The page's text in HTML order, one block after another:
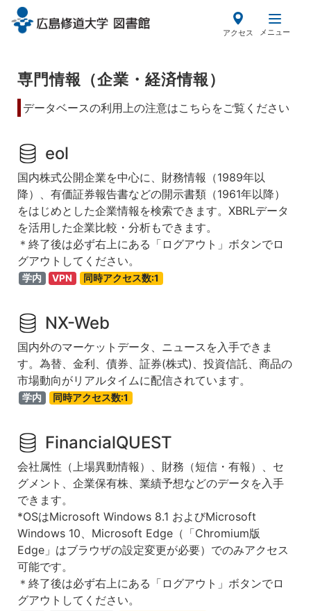
アクセス メニュー
専門情報（企業・経済情報）
データベースの利用上の注意はこちらをご覧ください
eol
国内株式公開企業を中心に、財務情報（1989年以
降）、有価証券報告書などの開示書類（1961年以降）
をはじめとした企業情報を検索できます。XBRLデータ
を活用した企業比較・分析もできます。
＊終了後は必ず右上にある「ログアウト」ボタンでロ
グアウトしてください。
学内 VPN 同時アクセス数:1
NX-Web
国内外のマーケットデータ、ニュースを入手できま
す。為替、金利、債券、証券(株式)、投資信託、商品の
市場動向がリアルタイムに配信されています。
学内 同時アクセス数:1
FinancialQUEST
会社属性（上場異動情報）、財務（短信・有報）、セ
グメント、企業保有株、業績予想などのデータを入手
できます。
*OSはMicrosoft Windows 8.1 およびMicrosoft
Windows 10、Microsoft Edge（「Chromium版
Edge」はブラウザの設定変更が必要）でのみアクセス
可能です。
＊終了後は必ず右上にある「ログアウト」ボタンでロ
グアウトしてください。